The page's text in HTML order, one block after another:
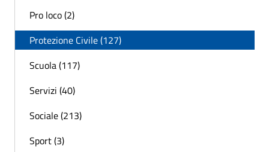
Pro loco (2)
Protezione Civile (127)
Scuola (117)
Servizi (40)
Sociale (213)
Sport (3)